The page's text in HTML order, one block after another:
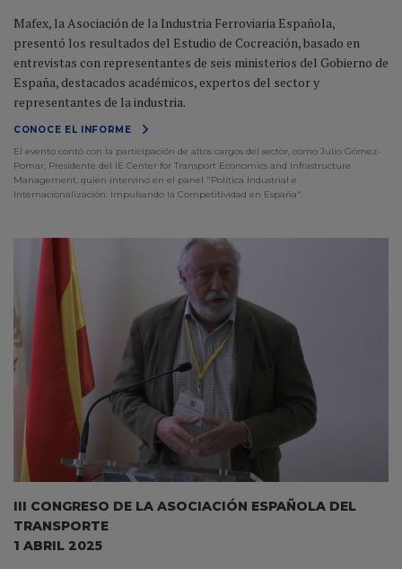
Mafex, la Asociación de la Industria Ferroviaria Española,
presentó los resultados del Estudio de Cocreación, basado en
entrevistas con representantes de seis ministerios del Gobierno de
España, destacados académicos, expertos del sector y
representantes de la industria.
CONOCE EL INFORME
El evento contó con la participación de altos cargos del sector, como Julio Gómez-
Pomar, Presidente del IE Center for Transport Economics and Infrastructure
Management, quien intervino en el panel "Política Industrial e
Internacionalización: Impulsando la Competitividad en España".
III CONGRESO DE LA ASOCIACIÓN ESPAÑOLA DEL
TRANSPORTE
1 ABRIL 2025